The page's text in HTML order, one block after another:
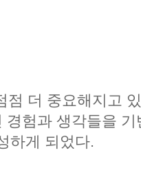
더 중요해지고
험과 생각들을
하게 되었다.